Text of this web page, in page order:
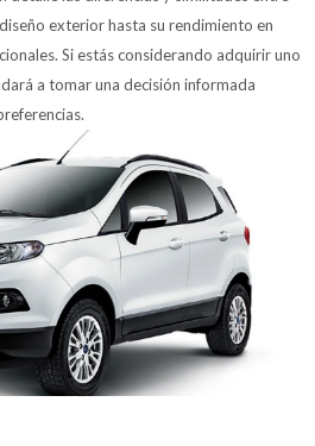
exterior hasta su rendimiento en
Si estás considerando adquirir uno
a tomar una decisión informada